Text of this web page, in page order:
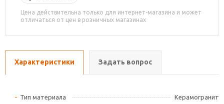
Цена действительна только для интернет-магазина и может
отличаться от цен в розничных магазинах
Характеристики Задать вопрос
Тип материала
Керамогранит